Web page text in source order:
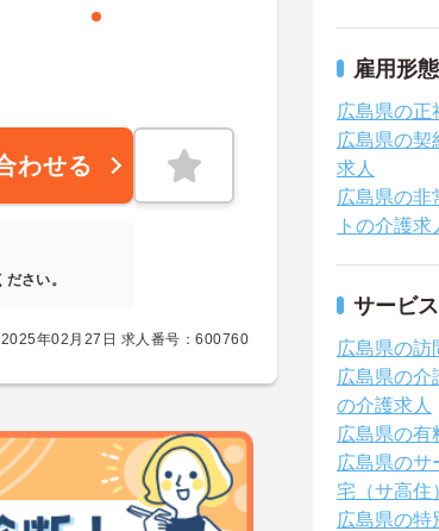
わせる
さい。
年02月27日 求人番号：600760
雇用形態
広島県の正
広島県の契
求人
広島県の非
トの介護求
サービ
広島県の訪
広島県の介
の介護求人
広島県の有
広島県のサ
宅（サ高住
広島県の特